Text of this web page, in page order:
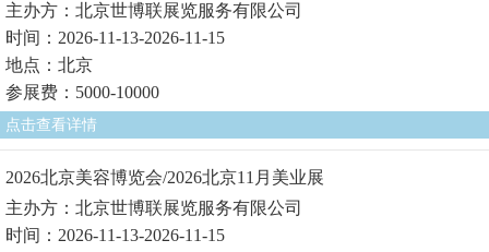
主办方：北京世博联展览服务有限公司
时间：2026-11-13-2026-11-15
地点：北京
参展费：5000-10000
点击查看详情
2026北京美容博览会/2026北京11月美业展
主办方：北京世博联展览服务有限公司
时间：2026-11-13-2026-11-15